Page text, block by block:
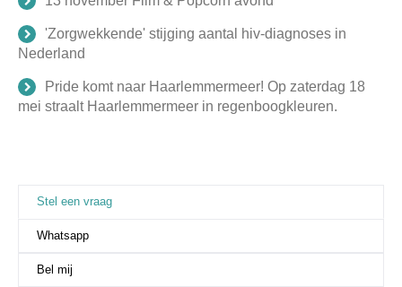
'Zorgwekkende' stijging aantal hiv-diagnoses in
Nederland
Pride komt naar Haarlemmermeer! Op zaterdag 18
mei straalt Haarlemmermeer in regenboogkleuren.
Stel een vraag
Whatsapp
Bel mij